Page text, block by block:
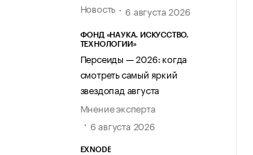
Новость
6 августа 2026
ФОНД «НАУКА. ИСКУССТВО.
ТЕХНОЛОГИИ»
Персеиды — 2026: когда
смотреть самый яркий
звездопад августа
Мнение эксперта
6 августа 2026
EXNODE